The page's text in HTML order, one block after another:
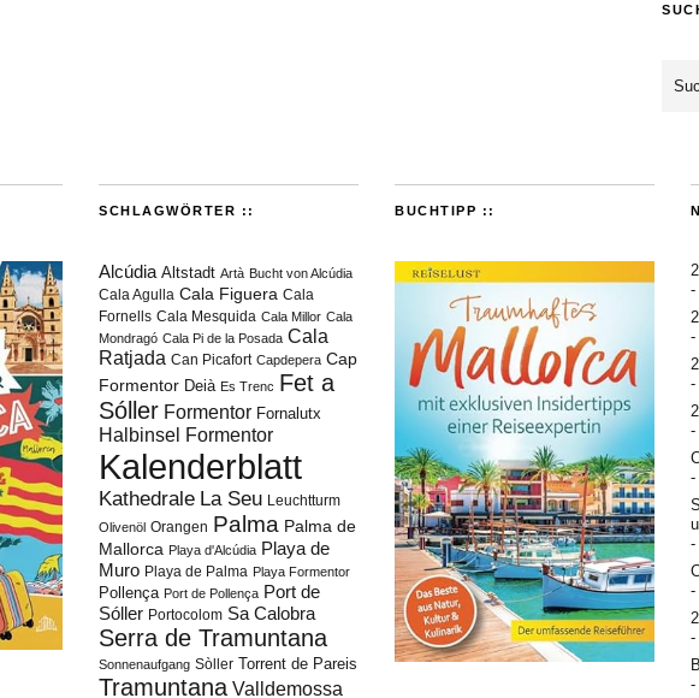
SCHLAGWÖRTER ::
Alcúdia Altstadt Artà Bucht von Alcúdia
Cala Agulla Cala Figuera Cala
Fornells Cala Mesquida Cala Millor Cala
Mondragó Cala Pi de la Posada Cala
Ratjada Can Picafort Capdepera Cap
Formentor Deià Es Trenc Fet a
Sóller Formentor Fornalutx
Halbinsel Formentor
Kalenderblatt
Kathedrale La Seu Leuchtturm
Olivenöl Orangen Palma Palma de
Mallorca Playa d'Alcúdia Playa de
Muro Playa de Palma Playa Formentor
Pollença Port de Pollença Port de
Sóller Portocolom Sa Calobra
Serra de Tramuntana
Sonnenaufgang Sòller Torrent de Pareis
Tramuntana Valldemossa
BUCHTIPP ::